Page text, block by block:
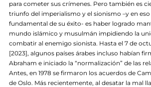
para cometer sus crímenes. Pero también es
triunfo del imperialismo y el sionismo –y en eso
fundamental de su éxito- es haber logrado
mundo islámico y musulmán impidiendo la
combatir al enemigo sionista. Hasta el 7 de
[2023], algunos países árabes incluso habían
Abraham e iniciado la “normalización” de las
Antes, en 1978 se firmaron los acuerdos de
de Oslo. Más recientemente, al desatar la mal